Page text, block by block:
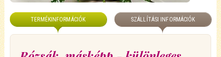
TERMÉKINFORMÁCIÓK SZÁLLÍTÁSI INFORMÁCIÓK